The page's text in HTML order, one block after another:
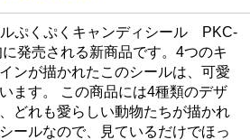
ぷくぷくキャンディシール PKC-
発売される新商品です。4つのキ
ンが描かれたこのシールは、可愛
ます。 この商品には4種類のデザ
どれも愛らしい動物たちが描かれ
ールなので、見ているだけでほっ